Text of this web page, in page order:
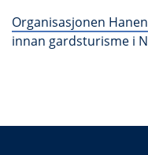
Organisasjonen Hanen
innan gardsturisme i